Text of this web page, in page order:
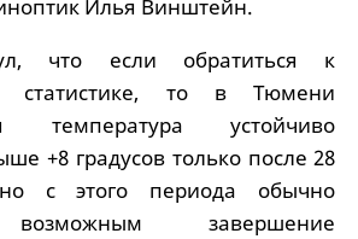
Илья Винштейн.
что если обратиться к
статистике, то в Тюмени
температура устойчиво
+8 градусов только после 28
с этого периода обычно
возможным завершение